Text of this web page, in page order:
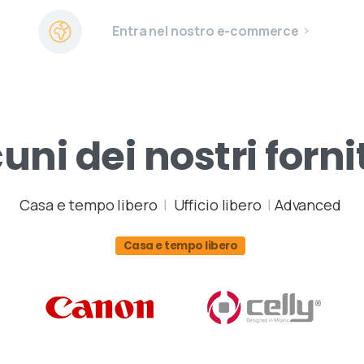
Entra nel nostro e-commerce
dei nostri
Casa e tempo libero | Ufficio libero | Advanced
Casa e tempo libero